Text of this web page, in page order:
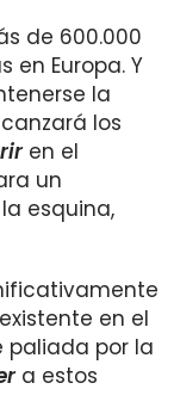
de 600.000
Europa. Y
la
los
en el
un
esquina,
en el
paliada por la
a estos